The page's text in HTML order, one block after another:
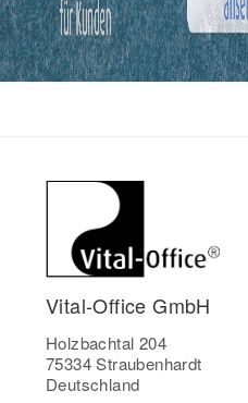
Vital-Office GmbH
Holzbachtal 204
75334 Straubenhardt
Deutschland